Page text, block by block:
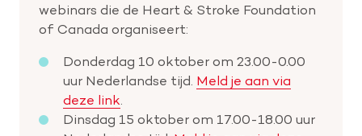
webinars die de Heart & Stroke Foundation
of Canada organiseert:
Donderdag 10 oktober om 23.00-0.00
uur Nederlandse tijd. Meld je aan via
deze link
Dinsdag 15 oktober om 17.00-18.00 uur